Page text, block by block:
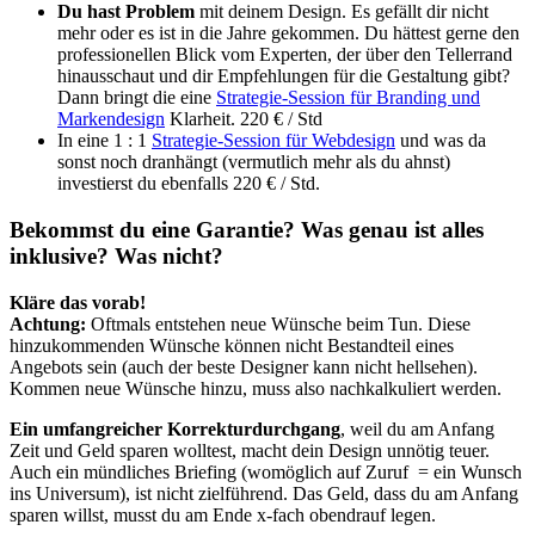
Du hast Problem mit deinem Design. Es gefällt dir nicht
mehr oder es ist in die Jahre gekommen. Du hättest gerne den
professionellen Blick vom Experten, der über den Tellerrand
hinausschaut und dir Empfehlungen für die Gestaltung gibt?
Dann bringt die eine Strategie-Session für Branding und
Markendesign Klarheit. 220 € / Std
In eine 1 : 1 Strategie-Session für Webdesign und was da
sonst noch dranhängt (vermutlich mehr als du ahnst)
investierst du ebenfalls 220 € / Std.
Bekommst du eine Garantie? Was genau ist alles
inklusive? Was nicht?
Kläre das vorab!
Achtung: Oftmals entstehen neue Wünsche beim Tun. Diese
hinzukommenden Wünsche können nicht Bestandteil eines
Angebots sein (auch der beste Designer kann nicht hellsehen).
Kommen neue Wünsche hinzu, muss also nachkalkuliert werden.
Ein umfangreicher Korrekturdurchgang, weil du am Anfang
Zeit und Geld sparen wolltest, macht dein Design unnötig teuer.
Auch ein mündliches Briefing (womöglich auf Zuruf = ein Wunsch
ins Universum), ist nicht zielführend. Das Geld, dass du am Anfang
sparen willst, musst du am Ende x-fach obendrauf legen.